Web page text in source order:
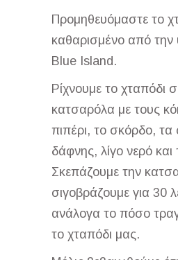
Προμηθευόμαστε το
καθαρισμένο από
Blue Island.
Ρίχνουμε το χταπόδι
κατσαρόλα με τους
πιπέρι, το σκόρδο, τα
δάφνης, λίγο νερό και
Σκεπάζουμε την
σιγοβράζουμε για 30
ανάλογα το πόσο
το χταπόδι μας.